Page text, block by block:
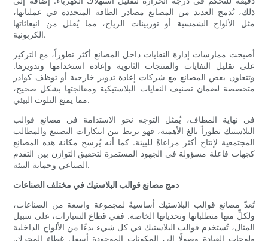
ذلك، تُدمج العديد من المصانع مصادر الطاقة المتجددة في عملياتها،
مثل الألواح الشمسية أو توربينات الرياح، مما يُقلل من انبعاثاتها
الكربونية.
أصبحت ممارسات إدارة النفايات داخل المصانع أكثر تطوراً، مع التركيز
على تقليل النفايات والمنتجات الثانوية وإعادة استخدامها وتدويرها.
وتتعاون بعض المصانع مع شركات إعادة تدوير خارجية أو توظف كوادر
متخصصة لضمان تصنيف النفايات البلاستيكية ومعالجتها بشكل صحيح،
مما يمنع التلوث البيئي.
في نهاية المطاف، يُمثل التوجه نحو الاستدامة في مصانع قوالب
البلاستيك تطوراً بالغ الأهمية، فهو يربط بين ابتكارات التصنيع والمطالب
المجتمعية لإنتاج أكثر مراعاةً للبيئة. كما أنه يُرسخ مكانة هذه المصانع
كجهات فاعلة مسؤولة في الجهود المستمرة لتحقيق التوازن بين التقدم
الصناعي وحماية البيئة.
دمج مصانع قوالب البلاستيك في مختلف الصناعات
تُعدّ مصانع قوالب البلاستيك أساسيةً لمجموعة واسعة من الصناعات،
ولكلٍّ منها متطلباتها وتحدياتها الخاصة. ففي قطاع السيارات، على سبيل
المثال، تُستخدم قوالب البلاستيك في كل شيء بدءًا من الألواح الداخلية
ولوحات القيادة وصولًا إلى المكونات الموجودة أسفل غطاء المحرك.